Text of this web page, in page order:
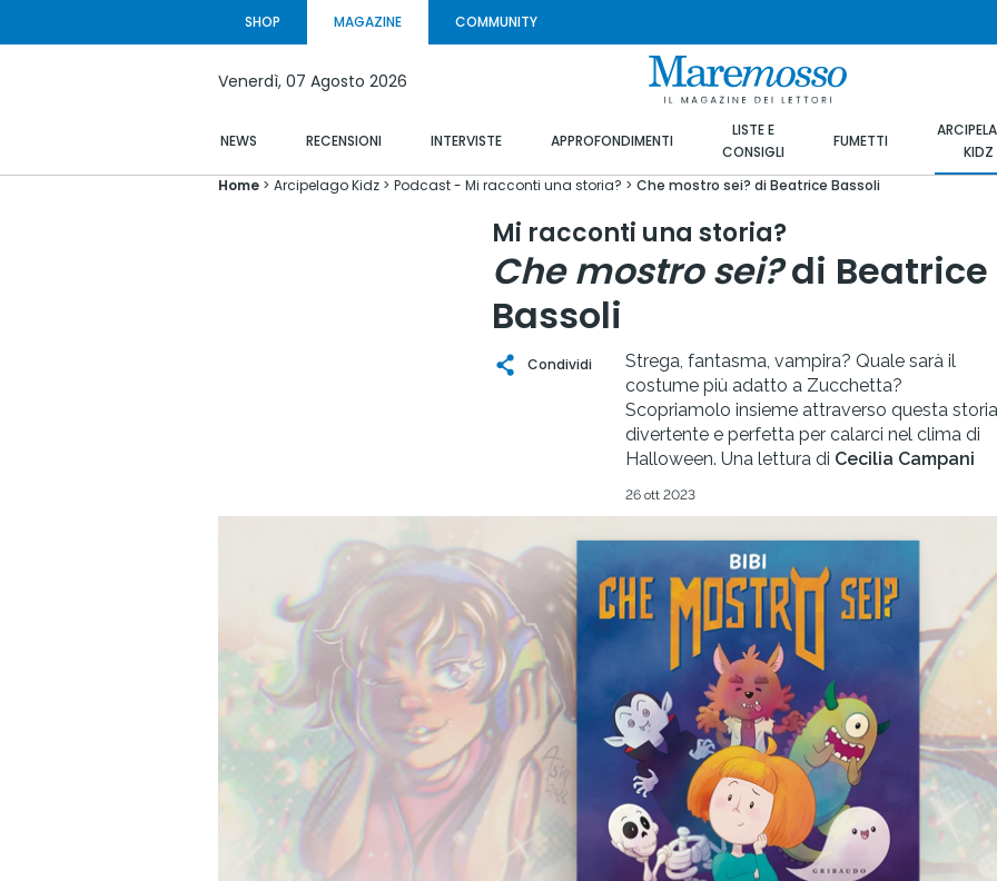
SHOP MAGAZINE COMMUNITY
Venerdì, 07 Agosto 2026
NEWS RECENSIONI INTERVISTE APPROFONDIMENTI
LISTE E
CONSIGLI
FUMETTI
KIDZ
Home
Arcipelago Kidz Podcast - Mi racconti una storia? Che mostro sei? di Beatrice Bassoli
Mi racconti una storia?
Che mostro sei?di Beatrice
Bassoli
Condividi
Strega, fantasma, vampira? Quale sarà il
costume più adatto a Zucchetta?
Scopriamolo insieme attraverso questa storia
divertente e perfetta per calarci nel clima di
Halloween. Una lettura di Cecilia Campani
26 ott 2023